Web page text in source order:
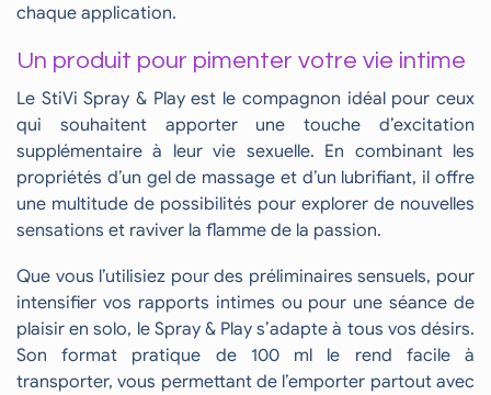
chaque application.
Un produit pour pimenter votre vie intime
Le StiVi Spray & Play est le compagnon idéal pour ceux
qui souhaitent apporter une touche d’excitation
supplémentaire à leur vie sexuelle. En combinant les
propriétés d’un gel de massage et d’un lubrifiant, il offre
une multitude de possibilités pour explorer de nouvelles
sensations et raviver la flamme de la passion.
Que vous l’utilisiez pour des préliminaires sensuels, pour
intensifier vos rapports intimes ou pour une séance de
plaisir en solo, le Spray & Play s’adapte à tous vos désirs.
Son format pratique de 100 ml le rend facile à
transporter, vous permettant de l’emporter partout avec